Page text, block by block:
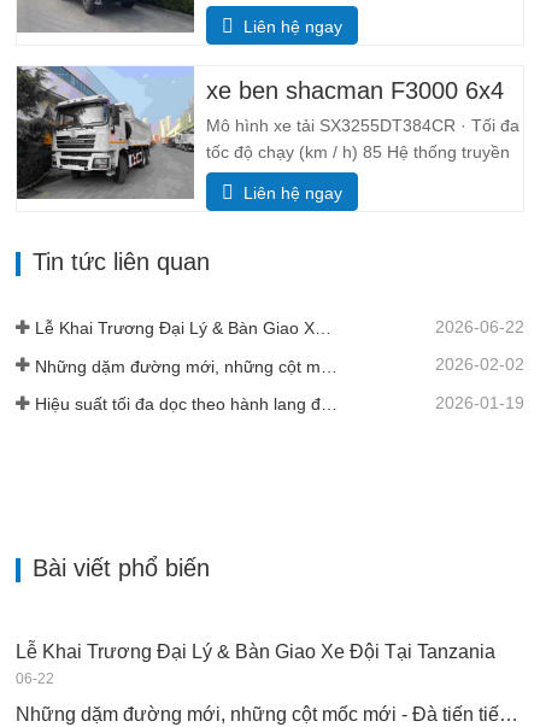
động 6× 4 Kích thước(L * W * H) (mm)
Chung 8385*2490*3450 Đổ cơ thể
mặt 6 Hệ thống nâng thủy lực nâng giữa
hoặc nâng phía trước HYVA…
Liên hệ ngay
xe ben shacman F3000 6x4
Mô hình xe tải SX3255DT384CR · Tối đa
tốc độ chạy (km / h) 85 Hệ thống truyền
động 6× 4 Kích thước(L * W * H) (mm)
Chung 8385*2490*3450 Đổ cơ thể
19 mét khối, 20 mét khối có sẵn Độ dày
Liên hệ ngay
Tin tức liên quan
Lễ Khai Trương Đại Lý & Bàn Giao Xe Đội Tại Tanzania 2026-06-22
2026-02-02
2026-01-19
Bài viết phổ biến
Lễ Khai Trương Đại Lý & Bàn Giao Xe Đội Tại Tanzania
06-22
Những dặm đường mới, những cột mốc mới - Đà tiến tiếp tục được duy trì.